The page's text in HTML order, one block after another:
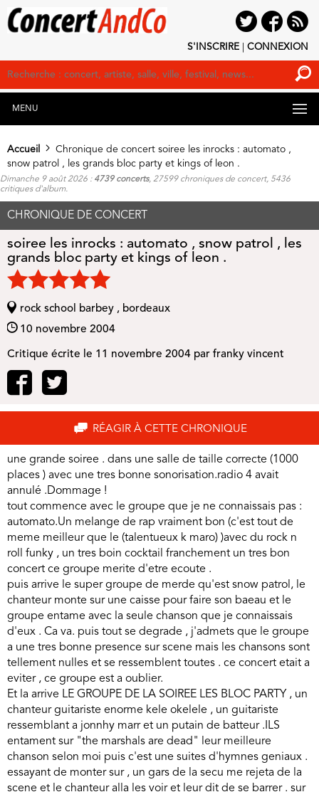
S'INSCRIRE CONNEXION
MENU
Accueil
Chronique de concert soiree les inrocks : automato ,
snow patrol , les grands bloc party et kings of leon .
Dimanche 9 août 2026 : 4739 concerts, 27599 chroniques de concert, 5436
critiques d'album.
CHRONIQUE DE CONCERT
soiree les inrocks : automato , snow patrol , les
grands bloc party et kings of leon .
rock school barbey , bordeaux
10 novembre 2004
Critique écrite le 11 novembre 2004 par franky vincent
RÉAGIR À CETTE CHRONIQUE
une grande soiree . dans une salle de taille correcte (1000
places ) avec une tres bonne sonorisation.radio 4 avait
annulé .Dommage !
tout commence avec le groupe que je ne connaissais pas :
automato.Un melange de rap vraiment bon (c'est tout de
meme meilleur que le (talentueux k maro) )avec du rock n
roll funky , un tres boin cocktail franchement un tres bon
concert ce groupe merite d'etre ecoute .
puis arrive le super groupe de merde qu'est snow patrol, le
chanteur monte sur une caisse pour faire son baeau et le
groupe entame avec la seule chanson que je connaissais
d'eux . Ca va. puis tout se degrade , j'admets que le groupe
a une tres bonne presence sur scene mais les chansons sont
tellement nulles et se ressemblent toutes . ce concert etait a
eviter , ce groupe est a oublier.
Et la arrive LE GROUPE DE LA SOIREE LES BLOC PARTY , un
chanteur guitariste enorme kele okelele , un guitariste
ressemblant a jonnhy marr et un putain de batteur .ILS
entament sur "the marshals are dead" leur meilleure
chanson selon moi puis c'est une suites d'hymnes geniaux .
essayant de monter sur , un gars de la secu me rejeta de la
scene et le chanteur alla les voir et leur dit de se barrer . sur